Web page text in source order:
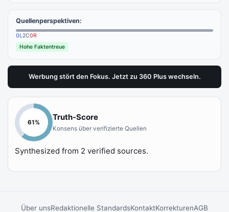
Quellenperspektiven:
0L2C0R
Hohe Faktentreue
Werbung stört den Fokus. Jetzt zu 360 Plus wechseln.
61%
Truth-Score
Konsens über verifizierte Quellen
Synthesized from 2 verified sources.
Über unsRedaktionelle StandardsKontaktKorrekturenAGB